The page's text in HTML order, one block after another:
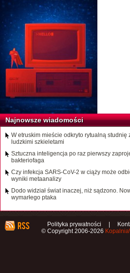
Najnowsze wiadomości
W etruskim mieście odkryto rytualną studnię
ludzkimi szkieletami
Sztuczna inteligencja po raz pierwszy
bakteriofaga
Czy infekcja SARS-CoV-2 w ciąży może
wyniki metaanalizy
Dodo widział świat inaczej, niż sądzono.
wymarłego ptaka
Polityka prywatności
© Copyright 2006-2026